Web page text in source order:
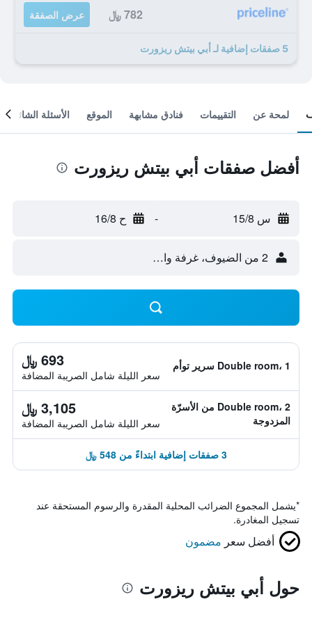
782 ﷼ عرض الصفقة
5 صفقات إضافية لـ أبي بيتش ريزورت
لمحة عن التقييمات فنادق مشابهة الموقع الأسئلة الشائعة
أفضل صفقات أبي بيتش ريزورت
س 15/8 - ح 16/8
2 من الضيوف، غرفة واحدة
Double room، 1 سرير توأم 693 ﷼
سعر الليلة شامل الصريبة المضافة
Double room، 2 من الأسرّة
المزدوجة
3,105 ﷼
سعر الليلة شامل الصريبة المضافة
3 صفقات إضافية ابتداءً من 548 ﷼
*يشمل المجموع الضرائب المحلية المقدرة والرسوم المستحقة عند
تسجيل المغادرة.
أفضل سعر مضمون
حول أبي بيتش ريزورت